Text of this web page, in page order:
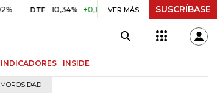
DTF 10,34% +0,10% +0,98% UVR $ 416,86 +$ 0,05
VER MÁS SUSCRÍBASE
INDICADORES INSIDE
MOROSIDAD